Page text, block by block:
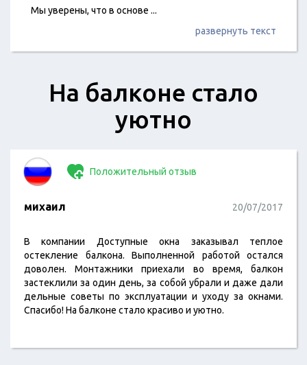
Мы уверены, что в основе ...
развернуть текст
На балконе стало
уютно
Положительный отзыв
михаил 20/07/2017
В компании Доступные окна заказывал теплое
остекление балкона. Выполненной работой остался
доволен. Монтажники приехали во время, балкон
застеклили за один день, за собой убрали и даже дали
дельные советы по эксплуатации и уходу за окнами.
Спасибо! На балконе стало красиво и уютно.